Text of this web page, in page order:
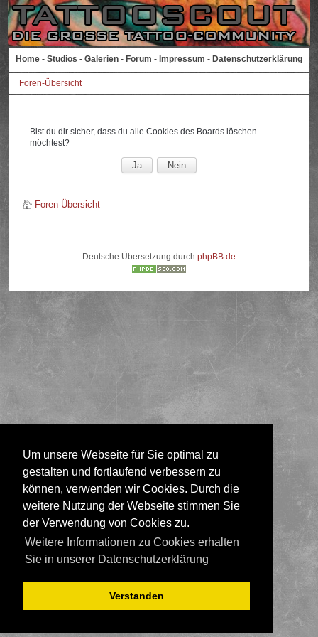
Um unsere Webseite für Sie optimal zu
gestalten und fortlaufend verbessern zu
können, verwenden wir Cookies. Durch die
weitere Nutzung der Webseite stimmen Sie
der Verwendung von Cookies zu.
Weitere Informationen zu Cookies erhalten
Sie in unserer Datenschutzerklärung
Verstanden
Home - Studios - Galerien - Forum - Impressum - Datenschutzerklärung
Foren-Übersicht
Bist du dir sicher, dass du alle Cookies des Boards löschen
möchtest?
Foren-Übersicht
Deutsche Übersetzung durch phpBB.de